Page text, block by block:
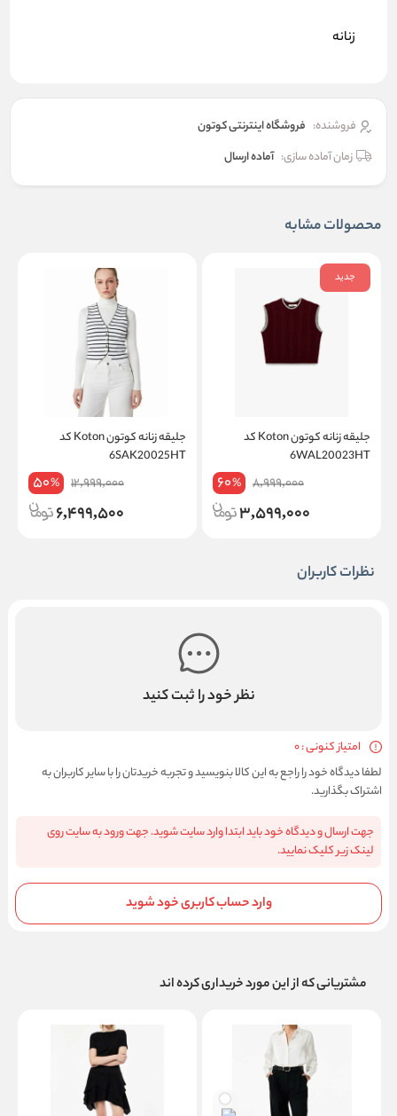
زنانه
فروشنده: فروشگاه اینترنتی کوتون
زمان آماده سازی: آماده ارسال
محصولات مشابه
جدید
جلیقه زنانه کوتون Koton کد
6WAL20023HT
8,999,000
60%
3,599,000
جلیقه زنانه کوتون Koton کد
6SAK20025HT
12,999,000
50%
6,499,500
نظرات کاربران
نظر خود را ثبت کنید
امتیاز کنونی : 0
لطفا دیدگاه خود را راجع به این کالا بنویسید و تجربه خریدتان را با سایر کاربران به
اشتراک بگذارید.
جهت ارسال و دیدگاه خود باید ابتدا وارد سایت شوید. جهت ورود به سایت روی
لینک زیر کلیک نمایید.
وارد حساب کاربری خود شوید
مشتریانی که از این مورد خریداری کرده اند